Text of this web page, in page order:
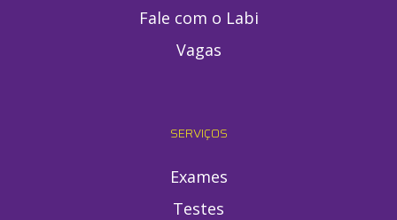
Fale com o Labi
Vagas
SERVIÇOS
Exames
Testes